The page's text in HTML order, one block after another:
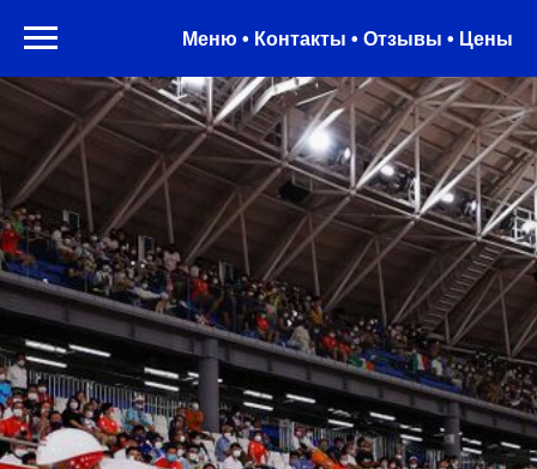
Меню • Контакты • Отзывы • Цены